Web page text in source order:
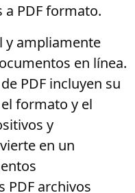
PDF formato.
y ampliamente
en línea.
PDF incluyen su
formato y el
y
en un
PDF archivos